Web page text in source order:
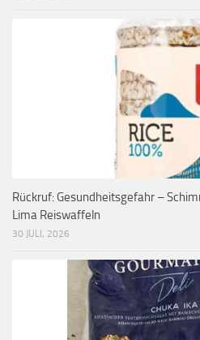
Rückruf: Gesundheitsgefahr –
Lima Reiswaffeln
30 JULI, 2026